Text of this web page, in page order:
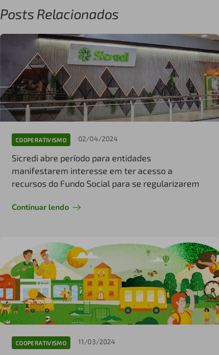
Posts Relacionados
COOPERATIVISMO 02/04/2024
Sicredi abre período para entidades
manifestarem interesse em ter acesso a
recursos do Fundo Social para se regularizarem
Continuar lendo
COOPERATIVISMO 11/03/2024